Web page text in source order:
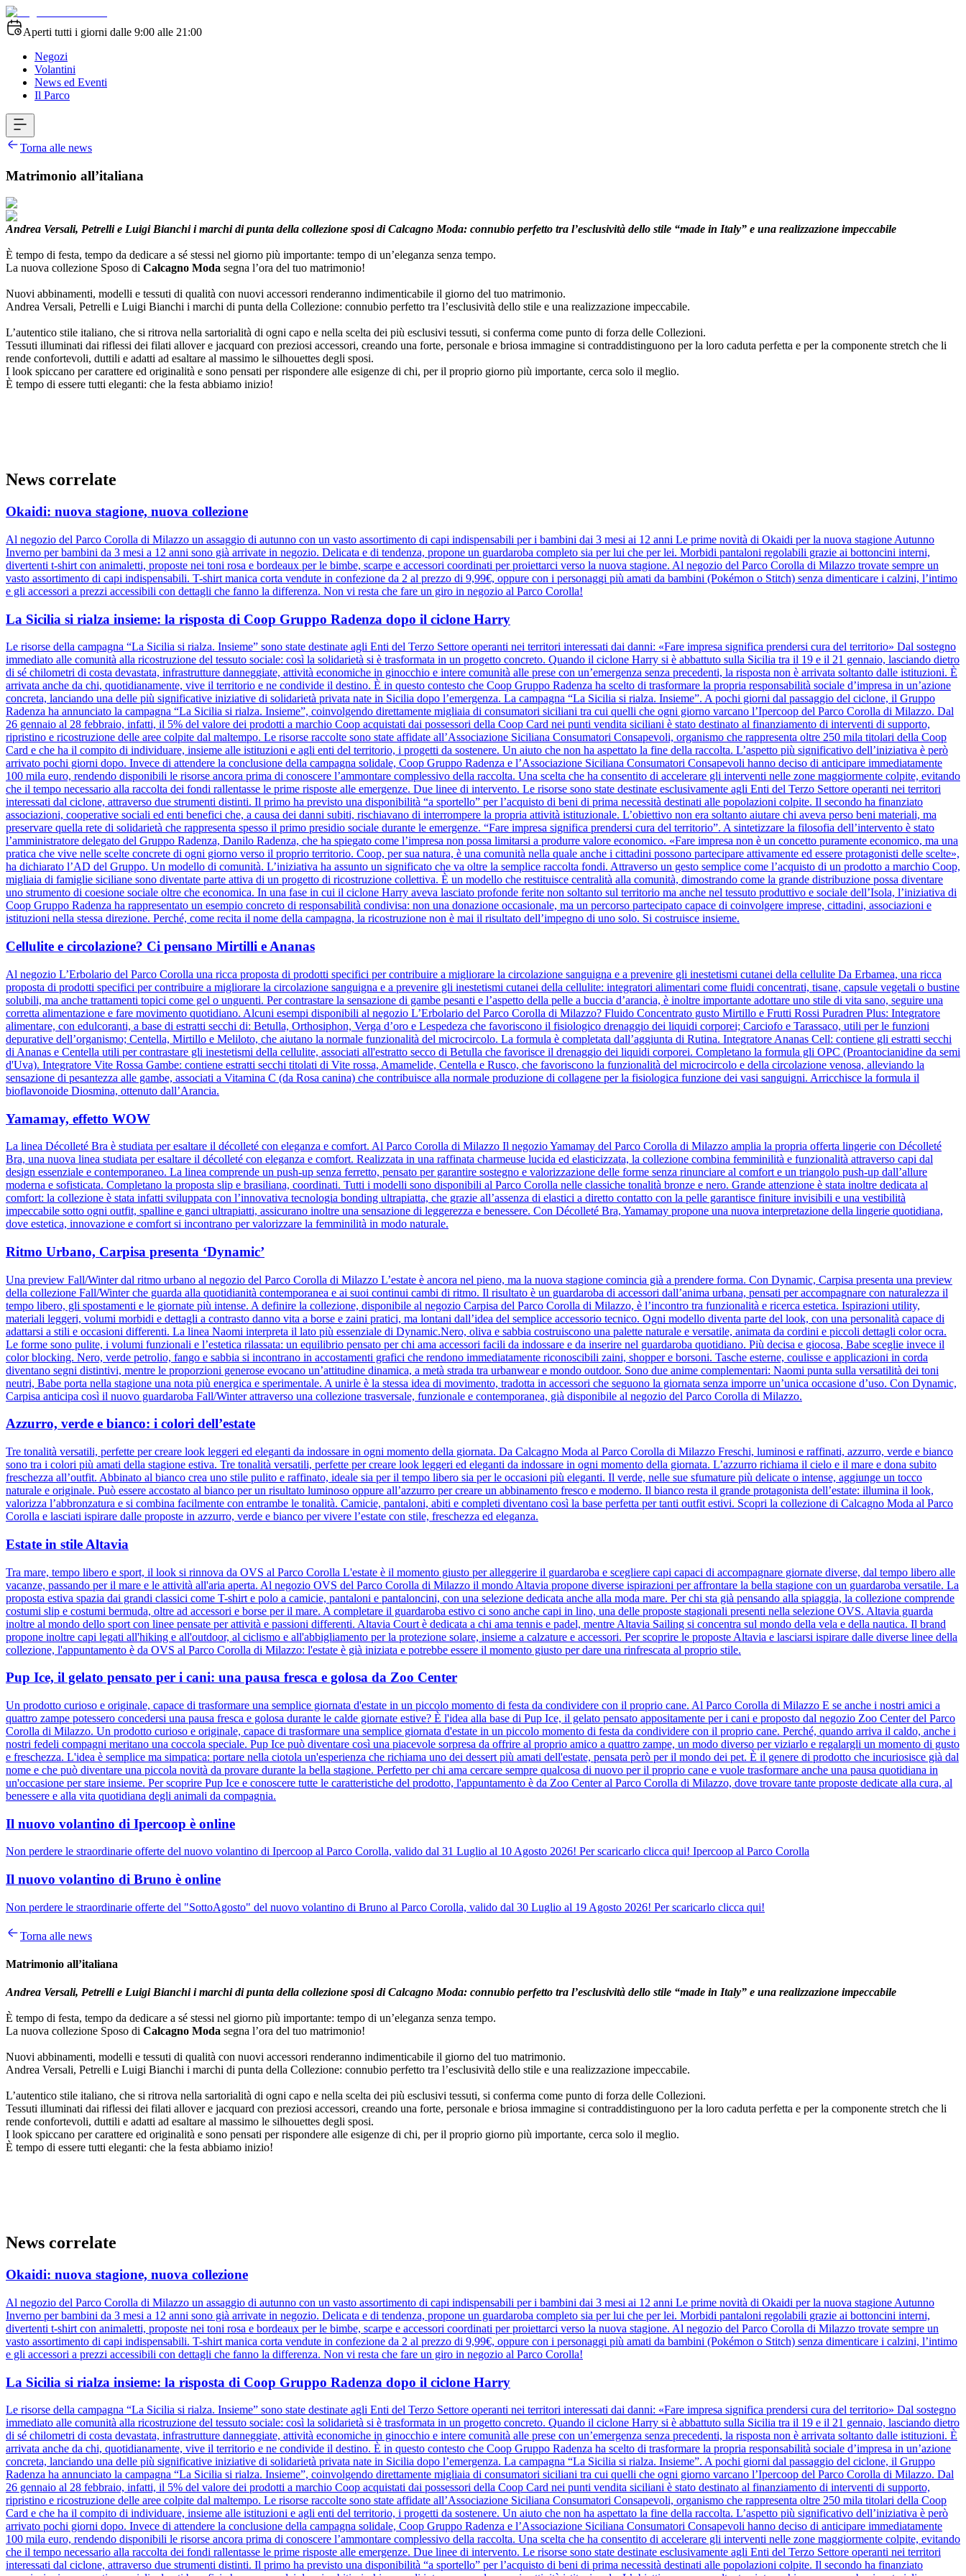
Aperti tutti i giorni dalle 9:00 alle 21:00
Negozi
Volantini
News ed Eventi
Il Parco
Torna alle news
Matrimonio all’italiana
Andrea Versali, Petrelli e Luigi Bianchi i marchi di punta della collezione sposi di Calcagno Moda: connubio perfetto tra l’esclusività dello stile “made in Italy” e una realizzazione impeccabile
È tempo di festa, tempo da dedicare a sé stessi nel giorno più importante: tempo di un’eleganza senza tempo.
La nuova collezione Sposo di Calcagno Moda segna l’ora del tuo matrimonio!
Nuovi abbinamenti, modelli e tessuti di qualità con nuovi accessori renderanno indimenticabile il giorno del tuo matrimonio.
Andrea Versali, Petrelli e Luigi Bianchi i marchi di punta della Collezione: connubio perfetto tra l’esclusività dello stile e una realizzazione impeccabile.
L’autentico stile italiano, che si ritrova nella sartorialità di ogni capo e nella scelta dei più esclusivi tessuti, si conferma come punto di forza delle Collezioni.
Tessuti illuminati dai riflessi dei filati allover e jacquard con preziosi accessori, creando una forte, personale e briosa immagine si contraddistinguono per la loro caduta perfetta e per la componente stretch che li
rende confortevoli, duttili e adatti ad esaltare al massimo le silhouettes degli sposi.
I look spiccano per carattere ed originalità e sono pensati per rispondere alle esigenze di chi, per il proprio giorno più importante, cerca solo il meglio.
È tempo di essere tutti eleganti: che la festa abbiamo inizio!
News correlate
Okaidi: nuova stagione, nuova collezione
Al negozio del Parco Corolla di Milazzo un assaggio di autunno con un vasto assortimento di capi indispensabili per i bambini dai 3 mesi ai 12 anni Le prime novità di Okaidi per la nuova stagione Autunno
Inverno per bambini da 3 mesi a 12 anni sono già arrivate in negozio. Delicata e di tendenza, propone un guardaroba completo sia per lui che per lei. Morbidi pantaloni regolabili grazie ai bottoncini interni,
divertenti t-shirt con animaletti, proposte nei toni rosa e bordeaux per le bimbe, scarpe e accessori coordinati per proiettarci verso la nuova stagione. Al negozio del Parco Corolla di Milazzo trovate sempre un
vasto assortimento di capi indispensabili. T-shirt manica corta vendute in confezione da 2 al prezzo di 9,99€, oppure con i personaggi più amati da bambini (Pokémon o Stitch) senza dimenticare i calzini, l’intimo
e gli accessori a prezzi accessibili con dettagli che fanno la differenza. Non vi resta che fare un giro in negozio al Parco Corolla!
La Sicilia si rialza insieme: la risposta di Coop Gruppo Radenza dopo il ciclone Harry
Le risorse della campagna “La Sicilia si rialza. Insieme” sono state destinate agli Enti del Terzo Settore operanti nei territori interessati dai danni: «Fare impresa significa prendersi cura del territorio» Dal sostegno
immediato alle comunità alla ricostruzione del tessuto sociale: così la solidarietà si è trasformata in un progetto concreto. Quando il ciclone Harry si è abbattuto sulla Sicilia tra il 19 e il 21 gennaio, lasciando dietro
di sé chilometri di costa devastata, infrastrutture danneggiate, attività economiche in ginocchio e intere comunità alle prese con un’emergenza senza precedenti, la risposta non è arrivata soltanto dalle istituzioni. È
arrivata anche da chi, quotidianamente, vive il territorio e ne condivide il destino. È in questo contesto che Coop Gruppo Radenza ha scelto di trasformare la propria responsabilità sociale d’impresa in un’azione
concreta, lanciando una delle più significative iniziative di solidarietà privata nate in Sicilia dopo l’emergenza. La campagna “La Sicilia si rialza. Insieme”. A pochi giorni dal passaggio del ciclone, il Gruppo
Radenza ha annunciato la campagna “La Sicilia si rialza. Insieme”, coinvolgendo direttamente migliaia di consumatori siciliani tra cui quelli che ogni giorno varcano l’Ipercoop del Parco Corolla di Milazzo. Dal
26 gennaio al 28 febbraio, infatti, il 5% del valore dei prodotti a marchio Coop acquistati dai possessori della Coop Card nei punti vendita siciliani è stato destinato al finanziamento di interventi di supporto,
ripristino e ricostruzione delle aree colpite dal maltempo. Le risorse raccolte sono state affidate all’Associazione Siciliana Consumatori Consapevoli, organismo che rappresenta oltre 250 mila titolari della Coop
Card e che ha il compito di individuare, insieme alle istituzioni e agli enti del territorio, i progetti da sostenere. Un aiuto che non ha aspettato la fine della raccolta. L’aspetto più significativo dell’iniziativa è però
arrivato pochi giorni dopo. Invece di attendere la conclusione della campagna solidale, Coop Gruppo Radenza e l’Associazione Siciliana Consumatori Consapevoli hanno deciso di anticipare immediatamente
100 mila euro, rendendo disponibili le risorse ancora prima di conoscere l’ammontare complessivo della raccolta. Una scelta che ha consentito di accelerare gli interventi nelle zone maggiormente colpite, evitando
che il tempo necessario alla raccolta dei fondi rallentasse le prime risposte alle emergenze. Due linee di intervento. Le risorse sono state destinate esclusivamente agli Enti del Terzo Settore operanti nei territori
interessati dal ciclone, attraverso due strumenti distinti. Il primo ha previsto una disponibilità “a sportello” per l’acquisto di beni di prima necessità destinati alle popolazioni colpite. Il secondo ha finanziato
associazioni, cooperative sociali ed enti benefici che, a causa dei danni subiti, rischiavano di interrompere la propria attività istituzionale. L’obiettivo non era soltanto aiutare chi aveva perso beni materiali, ma
preservare quella rete di solidarietà che rappresenta spesso il primo presidio sociale durante le emergenze. “Fare impresa significa prendersi cura del territorio”. A sintetizzare la filosofia dell’intervento è stato
l’amministratore delegato del Gruppo Radenza, Danilo Radenza, che ha spiegato come l’impresa non possa limitarsi a produrre valore economico. «Fare impresa non è un concetto puramente economico, ma una
pratica che vive nelle scelte concrete di ogni giorno verso il proprio territorio. Coop, per sua natura, è una comunità nella quale anche i cittadini possono partecipare attivamente ed essere protagonisti delle scelte»,
ha dichiarato l’AD del Gruppo. Un modello di comunità. L’iniziativa ha assunto un significato che va oltre la semplice raccolta fondi. Attraverso un gesto semplice come l’acquisto di un prodotto a marchio Coop,
migliaia di famiglie siciliane sono diventate parte attiva di un progetto di ricostruzione collettiva. È un modello che restituisce centralità alla comunità, dimostrando come la grande distribuzione possa diventare
uno strumento di coesione sociale oltre che economica. In una fase in cui il ciclone Harry aveva lasciato profonde ferite non soltanto sul territorio ma anche nel tessuto produttivo e sociale dell’Isola, l’iniziativa di
Coop Gruppo Radenza ha rappresentato un esempio concreto di responsabilità condivisa: non una donazione occasionale, ma un percorso partecipato capace di coinvolgere imprese, cittadini, associazioni e
istituzioni nella stessa direzione. Perché, come recita il nome della campagna, la ricostruzione non è mai il risultato dell’impegno di uno solo. Si costruisce insieme.
Cellulite e circolazione? Ci pensano Mirtilli e Ananas
Al negozio L’Erbolario del Parco Corolla una ricca proposta di prodotti specifici per contribuire a migliorare la circolazione sanguigna e a prevenire gli inestetismi cutanei della cellulite Da Erbamea, una ricca
proposta di prodotti specifici per contribuire a migliorare la circolazione sanguigna e a prevenire gli inestetismi cutanei della cellulite: integratori alimentari come fluidi concentrati, tisane, capsule vegetali o bustine
solubili, ma anche trattamenti topici come gel o unguenti. Per contrastare la sensazione di gambe pesanti e l’aspetto della pelle a buccia d’arancia, è inoltre importante adottare uno stile di vita sano, seguire una
corretta alimentazione e fare movimento quotidiano. Alcuni esempi disponibili al negozio L’Erbolario del Parco Corolla di Milazzo? Fluido Concentrato gusto Mirtillo e Frutti Rossi Puradren Plus: Integratore
alimentare, con edulcoranti, a base di estratti secchi di: Betulla, Orthosiphon, Verga d’oro e Lespedeza che favoriscono il fisiologico drenaggio dei liquidi corporei; Carciofo e Tarassaco, utili per le funzioni
depurative dell’organismo; Centella, Mirtillo e Meliloto, che aiutano la normale funzionalità del microcircolo. La formula è completata dall’aggiunta di Rutina. Integratore Ananas Cell: contiene gli estratti secchi
di Ananas e Centella utili per contrastare gli inestetismi della cellulite, associati all'estratto secco di Betulla che favorisce il drenaggio dei liquidi corporei. Completano la formula gli OPC (Proantocianidine da semi
d'Uva). Integratore Vite Rossa Gambe: contiene estratti secchi titolati di Vite rossa, Amamelide, Centella e Rusco, che favoriscono la funzionalità del microcircolo e della circolazione venosa, alleviando la
sensazione di pesantezza alle gambe, associati a Vitamina C (da Rosa canina) che contribuisce alla normale produzione di collagene per la fisiologica funzione dei vasi sanguigni. Arricchisce la formula il
bioflavonoide Diosmina, ottenuto dall’Arancia.
Yamamay, effetto WOW
La linea Décolleté Bra è studiata per esaltare il décolleté con eleganza e comfort. Al Parco Corolla di Milazzo Il negozio Yamamay del Parco Corolla di Milazzo amplia la propria offerta lingerie con Décolleté
Bra, una nuova linea studiata per esaltare il décolleté con eleganza e comfort. Realizzata in una raffinata charmeuse lucida ed elasticizzata, la collezione combina femminilità e funzionalità attraverso capi dal
design essenziale e contemporaneo. La linea comprende un push-up senza ferretto, pensato per garantire sostegno e valorizzazione delle forme senza rinunciare al comfort e un triangolo push-up dall’allure
moderna e sofisticata. Completano la proposta slip e brasiliana, coordinati. Tutti i modelli sono disponibili al Parco Corolla nelle classiche tonalità bronze e nero. Grande attenzione è stata inoltre dedicata al
comfort: la collezione è stata infatti sviluppata con l’innovativa tecnologia bonding ultrapiatta, che grazie all’assenza di elastici a diretto contatto con la pelle garantisce finiture invisibili e una vestibilità
impeccabile sotto ogni outfit, spalline e ganci ultrapiatti, assicurano inoltre una sensazione di leggerezza e benessere. Con Décolleté Bra, Yamamay propone una nuova interpretazione della lingerie quotidiana,
dove estetica, innovazione e comfort si incontrano per valorizzare la femminilità in modo naturale.
Ritmo Urbano, Carpisa presenta ‘Dynamic’
Una preview Fall/Winter dal ritmo urbano al negozio del Parco Corolla di Milazzo L’estate è ancora nel pieno, ma la nuova stagione comincia già a prendere forma. Con Dynamic, Carpisa presenta una preview
della collezione Fall/Winter che guarda alla quotidianità contemporanea e ai suoi continui cambi di ritmo. Il risultato è un guardaroba di accessori dall’anima urbana, pensati per accompagnare con naturalezza il
tempo libero, gli spostamenti e le giornate più intense. A definire la collezione, disponibile al negozio Carpisa del Parco Corolla di Milazzo, è l’incontro tra funzionalità e ricerca estetica. Ispirazioni utility,
materiali leggeri, volumi morbidi e dettagli a contrasto danno vita a borse e zaini pratici, ma lontani dall’idea del semplice accessorio tecnico. Ogni modello diventa parte del look, con una personalità capace di
adattarsi a stili e occasioni differenti. La linea Naomi interpreta il lato più essenziale di Dynamic.Nero, oliva e sabbia costruiscono una palette naturale e versatile, animata da cordini e piccoli dettagli color ocra.
Le forme sono pulite, i volumi funzionali e l’estetica rilassata: un equilibrio pensato per chi ama accessori facili da indossare e da inserire nel guardaroba quotidiano. Più decisa e giocosa, Babe sceglie invece il
color blocking. Nero, verde petrolio, fango e sabbia si incontrano in accostamenti grafici che rendono immediatamente riconoscibili zaini, shopper e borsoni. Tasche esterne, coulisse e applicazioni in corda
diventano segni distintivi, mentre le proporzioni generose evocano un’attitudine dinamica, a metà strada tra urbanwear e mondo outdoor. Sono due anime complementari: Naomi punta sulla versatilità dei toni
neutri, Babe porta nella stagione una nota più energica e sperimentale. A unirle è la stessa idea di movimento, tradotta in accessori che seguono la giornata senza imporre un’unica occasione d’uso. Con Dynamic,
Carpisa anticipa così il nuovo guardaroba Fall/Winter attraverso una collezione trasversale, funzionale e contemporanea, già disponibile al negozio del Parco Corolla di Milazzo.
Azzurro, verde e bianco: i colori dell’estate
Tre tonalità versatili, perfette per creare look leggeri ed eleganti da indossare in ogni momento della giornata. Da Calcagno Moda al Parco Corolla di Milazzo Freschi, luminosi e raffinati, azzurro, verde e bianco
sono tra i colori più amati della stagione estiva. Tre tonalità versatili, perfette per creare look leggeri ed eleganti da indossare in ogni momento della giornata. L’azzurro richiama il cielo e il mare e dona subito
freschezza all’outfit. Abbinato al bianco crea uno stile pulito e raffinato, ideale sia per il tempo libero sia per le occasioni più eleganti. Il verde, nelle sue sfumature più delicate o intense, aggiunge un tocco
naturale e originale. Può essere accostato al bianco per un risultato luminoso oppure all’azzurro per creare un abbinamento fresco e moderno. Il bianco resta il grande protagonista dell’estate: illumina il look,
valorizza l’abbronzatura e si combina facilmente con entrambe le tonalità. Camicie, pantaloni, abiti e completi diventano così la base perfetta per tanti outfit estivi. Scopri la collezione di Calcagno Moda al Parco
Corolla e lasciati ispirare dalle proposte in azzurro, verde e bianco per vivere l’estate con stile, freschezza ed eleganza.
Estate in stile Altavia
Tra mare, tempo libero e sport, il look si rinnova da OVS al Parco Corolla L'estate è il momento giusto per alleggerire il guardaroba e scegliere capi capaci di accompagnare giornate diverse, dal tempo libero alle
vacanze, passando per il mare e le attività all'aria aperta. Al negozio OVS del Parco Corolla di Milazzo il mondo Altavia propone diverse ispirazioni per affrontare la bella stagione con un guardaroba versatile. La
proposta estiva spazia dai grandi classici come T-shirt e polo a camicie, pantaloni e pantaloncini, con una selezione dedicata anche alla moda mare. Per chi sta già pensando alla spiaggia, la collezione comprende
costumi slip e costumi bermuda, oltre ad accessori e borse per il mare. A completare il guardaroba estivo ci sono anche capi in lino, una delle proposte stagionali presenti nella selezione OVS. Altavia guarda
inoltre al mondo dello sport con linee pensate per attività e passioni differenti. Altavia Court è dedicata a chi ama tennis e padel, mentre Altavia Sailing si concentra sul mondo della vela e della nautica. Il brand
propone inoltre capi legati all'hiking e all'outdoor, al ciclismo e all'abbigliamento per la protezione solare, insieme a calzature e accessori. Per scoprire le proposte Altavia e lasciarsi ispirare dalle diverse linee della
collezione, l'appuntamento è da OVS al Parco Corolla di Milazzo: l'estate è già iniziata e potrebbe essere il momento giusto per dare una rinfrescata al proprio stile.
Pup Ice, il gelato pensato per i cani: una pausa fresca e golosa da Zoo Center
Un prodotto curioso e originale, capace di trasformare una semplice giornata d'estate in un piccolo momento di festa da condividere con il proprio cane. Al Parco Corolla di Milazzo E se anche i nostri amici a
quattro zampe potessero concedersi una pausa fresca e golosa durante le calde giornate estive? È l'idea alla base di Pup Ice, il gelato pensato appositamente per i cani e proposto dal negozio Zoo Center del Parco
Corolla di Milazzo. Un prodotto curioso e originale, capace di trasformare una semplice giornata d'estate in un piccolo momento di festa da condividere con il proprio cane. Perché, quando arriva il caldo, anche i
nostri fedeli compagni meritano una coccola speciale. Pup Ice può diventare così una piacevole sorpresa da offrire al proprio amico a quattro zampe, un modo diverso per viziarlo e regalargli un momento di gusto
e freschezza. L'idea è semplice ma simpatica: portare nella ciotola un'esperienza che richiama uno dei dessert più amati dell'estate, pensata però per il mondo dei pet. È il genere di prodotto che incuriosisce già dal
nome e che può diventare una piccola novità da provare durante la bella stagione. Perfetto per chi ama cercare sempre qualcosa di nuovo per il proprio cane e vuole trasformare anche una pausa quotidiana in
un'occasione per stare insieme. Per scoprire Pup Ice e conoscere tutte le caratteristiche del prodotto, l'appuntamento è da Zoo Center al Parco Corolla di Milazzo, dove trovare tante proposte dedicate alla cura, al
benessere e alla vita quotidiana degli animali da compagnia.
Il nuovo volantino di Ipercoop è online
Non perdere le straordinarie offerte del nuovo volantino di Ipercoop al Parco Corolla, valido dal 31 Luglio al 10 Agosto 2026! Per scaricarlo clicca qui! Ipercoop al Parco Corolla
Il nuovo volantino di Bruno è online
Non perdere le straordinarie offerte del "SottoAgosto" del nuovo volantino di Bruno al Parco Corolla, valido dal 30 Luglio al 19 Agosto 2026! Per scaricarlo clicca qui!
Torna alle news
Matrimonio all’italiana
Andrea Versali, Petrelli e Luigi Bianchi i marchi di punta della collezione sposi di Calcagno Moda: connubio perfetto tra l’esclusività dello stile “made in Italy” e una realizzazione impeccabile
È tempo di festa, tempo da dedicare a sé stessi nel giorno più importante: tempo di un’eleganza senza tempo.
La nuova collezione Sposo di Calcagno Moda segna l’ora del tuo matrimonio!
Nuovi abbinamenti, modelli e tessuti di qualità con nuovi accessori renderanno indimenticabile il giorno del tuo matrimonio.
Andrea Versali, Petrelli e Luigi Bianchi i marchi di punta della Collezione: connubio perfetto tra l’esclusività dello stile e una realizzazione impeccabile.
L’autentico stile italiano, che si ritrova nella sartorialità di ogni capo e nella scelta dei più esclusivi tessuti, si conferma come punto di forza delle Collezioni.
Tessuti illuminati dai riflessi dei filati allover e jacquard con preziosi accessori, creando una forte, personale e briosa immagine si contraddistinguono per la loro caduta perfetta e per la componente stretch che li
rende confortevoli, duttili e adatti ad esaltare al massimo le silhouettes degli sposi.
I look spiccano per carattere ed originalità e sono pensati per rispondere alle esigenze di chi, per il proprio giorno più importante, cerca solo il meglio.
È tempo di essere tutti eleganti: che la festa abbiamo inizio!
News correlate
Okaidi: nuova stagione, nuova collezione
Al negozio del Parco Corolla di Milazzo un assaggio di autunno con un vasto assortimento di capi indispensabili per i bambini dai 3 mesi ai 12 anni Le prime novità di Okaidi per la nuova stagione Autunno
Inverno per bambini da 3 mesi a 12 anni sono già arrivate in negozio. Delicata e di tendenza, propone un guardaroba completo sia per lui che per lei. Morbidi pantaloni regolabili grazie ai bottoncini interni,
divertenti t-shirt con animaletti, proposte nei toni rosa e bordeaux per le bimbe, scarpe e accessori coordinati per proiettarci verso la nuova stagione. Al negozio del Parco Corolla di Milazzo trovate sempre un
vasto assortimento di capi indispensabili. T-shirt manica corta vendute in confezione da 2 al prezzo di 9,99€, oppure con i personaggi più amati da bambini (Pokémon o Stitch) senza dimenticare i calzini, l’intimo
e gli accessori a prezzi accessibili con dettagli che fanno la differenza. Non vi resta che fare un giro in negozio al Parco Corolla!
La Sicilia si rialza insieme: la risposta di Coop Gruppo Radenza dopo il ciclone Harry
Le risorse della campagna “La Sicilia si rialza. Insieme” sono state destinate agli Enti del Terzo Settore operanti nei territori interessati dai danni: «Fare impresa significa prendersi cura del territorio» Dal sostegno
immediato alle comunità alla ricostruzione del tessuto sociale: così la solidarietà si è trasformata in un progetto concreto. Quando il ciclone Harry si è abbattuto sulla Sicilia tra il 19 e il 21 gennaio, lasciando dietro
di sé chilometri di costa devastata, infrastrutture danneggiate, attività economiche in ginocchio e intere comunità alle prese con un’emergenza senza precedenti, la risposta non è arrivata soltanto dalle istituzioni. È
arrivata anche da chi, quotidianamente, vive il territorio e ne condivide il destino. È in questo contesto che Coop Gruppo Radenza ha scelto di trasformare la propria responsabilità sociale d’impresa in un’azione
concreta, lanciando una delle più significative iniziative di solidarietà privata nate in Sicilia dopo l’emergenza. La campagna “La Sicilia si rialza. Insieme”. A pochi giorni dal passaggio del ciclone, il Gruppo
Radenza ha annunciato la campagna “La Sicilia si rialza. Insieme”, coinvolgendo direttamente migliaia di consumatori siciliani tra cui quelli che ogni giorno varcano l’Ipercoop del Parco Corolla di Milazzo. Dal
26 gennaio al 28 febbraio, infatti, il 5% del valore dei prodotti a marchio Coop acquistati dai possessori della Coop Card nei punti vendita siciliani è stato destinato al finanziamento di interventi di supporto,
ripristino e ricostruzione delle aree colpite dal maltempo. Le risorse raccolte sono state affidate all’Associazione Siciliana Consumatori Consapevoli, organismo che rappresenta oltre 250 mila titolari della Coop
Card e che ha il compito di individuare, insieme alle istituzioni e agli enti del territorio, i progetti da sostenere. Un aiuto che non ha aspettato la fine della raccolta. L’aspetto più significativo dell’iniziativa è però
arrivato pochi giorni dopo. Invece di attendere la conclusione della campagna solidale, Coop Gruppo Radenza e l’Associazione Siciliana Consumatori Consapevoli hanno deciso di anticipare immediatamente
100 mila euro, rendendo disponibili le risorse ancora prima di conoscere l’ammontare complessivo della raccolta. Una scelta che ha consentito di accelerare gli interventi nelle zone maggiormente colpite, evitando
che il tempo necessario alla raccolta dei fondi rallentasse le prime risposte alle emergenze. Due linee di intervento. Le risorse sono state destinate esclusivamente agli Enti del Terzo Settore operanti nei territori
interessati dal ciclone, attraverso due strumenti distinti. Il primo ha previsto una disponibilità “a sportello” per l’acquisto di beni di prima necessità destinati alle popolazioni colpite. Il secondo ha finanziato